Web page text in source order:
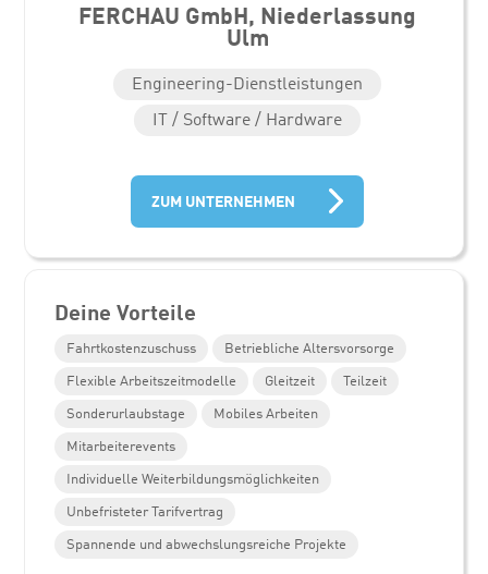
FERCHAU GmbH, Niederlassung
Ulm
Engineering-Dienstleistungen
IT / Software / Hardware
ZUM UNTERNEHMEN
Deine Vorteile
Fahrtkostenzuschuss
Betriebliche Altersvorsorge
Flexible Arbeitszeitmodelle
Gleitzeit
Teilzeit
Sonderurlaubstage
Mobiles Arbeiten
Mitarbeiterevents
Individuelle Weiterbildungsmöglichkeiten
Unbefristeter Tarifvertrag
Spannende und abwechslungsreiche Projekte